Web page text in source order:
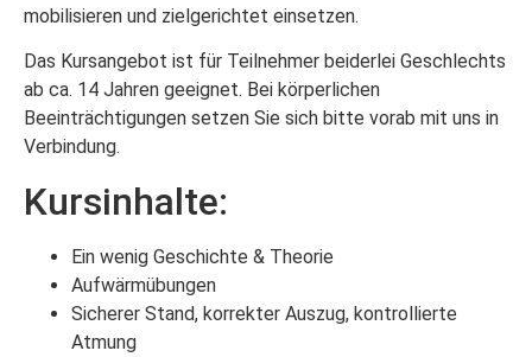
mobilisieren und zielgerichtet einsetzen.
Das Kursangebot ist für Teilnehmer beiderlei Geschlechts
ab ca. 14 Jahren geeignet. Bei körperlichen
Beeinträchtigungen setzen Sie sich bitte vorab mit uns in
Verbindung.
Kursinhalte:
Ein wenig Geschichte & Theorie
Aufwärmübungen
Sicherer Stand, korrekter Auszug, kontrollierte
Atmung